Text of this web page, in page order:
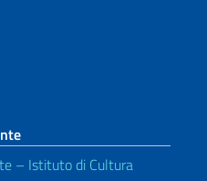
– Istituto di Cultura